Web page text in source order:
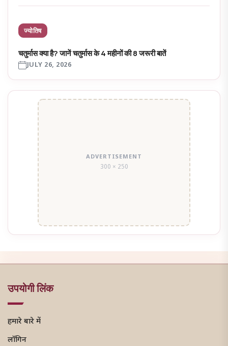
ज्योतिष
चतुर्मास क्या है? जानें चतुर्मास के 4 महीनों की 8 जरूरी बातें
JULY 26, 2026
ADVERTISEMENT
300 × 250
उपयोगी लिंक
हमारे बारे में
लॉगिन